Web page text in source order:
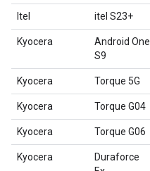
Itel itel S23+
Kyocera
Android One
S9
Kyocera Torque 5G
Kyocera Torque G04
Kyocera Torque G06
Kyocera
Duraforce